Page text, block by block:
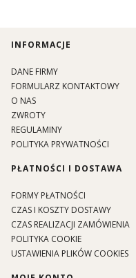
Linki w stopce
INFORMACJE
DANE FIRMY
FORMULARZ KONTAKTOWY
O NAS
ZWROTY
REGULAMINY
POLITYKA PRYWATNOŚCI
PŁATNOŚCI I DOSTAWA
FORMY PŁATNOŚCI
CZAS I KOSZTY DOSTAWY
CZAS REALIZACJI ZAMÓWIENIA
POLITYKA COOKIE
USTAWIENIA PLIKÓW COOKIES